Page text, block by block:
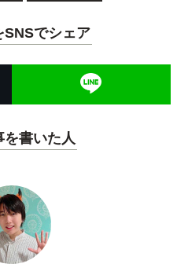
SNSでシェア
を書いた人